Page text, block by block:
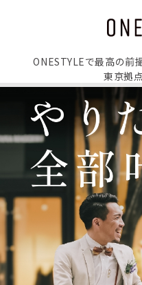
ONESTYLEで最高の前
東京拠